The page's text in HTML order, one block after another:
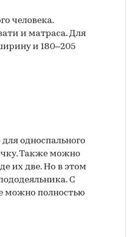
человека.
и матраса. Для
и 180–205
односпального
Также можно
их две. Но в этом
С
можно полностью